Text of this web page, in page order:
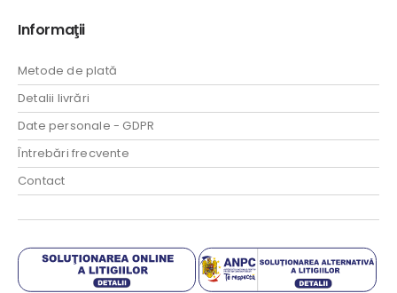
Informaţii
Metode de plată
Detalii livrări
Date personale - GDPR
Întrebări frecvente
Contact